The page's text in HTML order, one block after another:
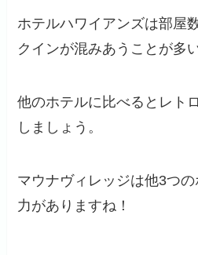
ホテルハワイアンズは部屋
クインが混みあうことが多
他のホテルに比べるとレト
しましょう。
マウナヴィレッジは他3つ
力がありますね！